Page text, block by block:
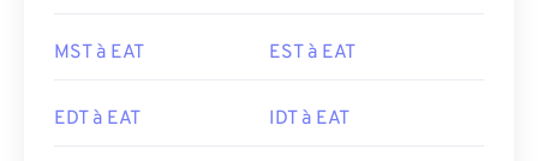
MST à EAT EST à EAT
EDT à EAT IDT à EAT